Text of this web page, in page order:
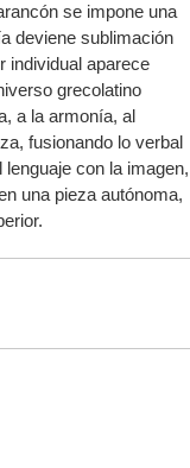
se impone una
deviene sublimación
individual aparece
grecolatino
a la armonía, al
fusionando lo verbal
con la imagen,
una pieza autónoma,